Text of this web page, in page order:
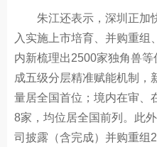
朱江还表示，深圳正加
入实施上市培育、并购重组
内新梳理出2500家独角兽
成五级分层精准赋能机制，
量居全国首位；境内在审、
8家，均位居全国前列。此
司披露（含完成）并购重组